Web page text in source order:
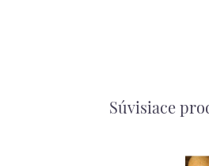
Súvisiace